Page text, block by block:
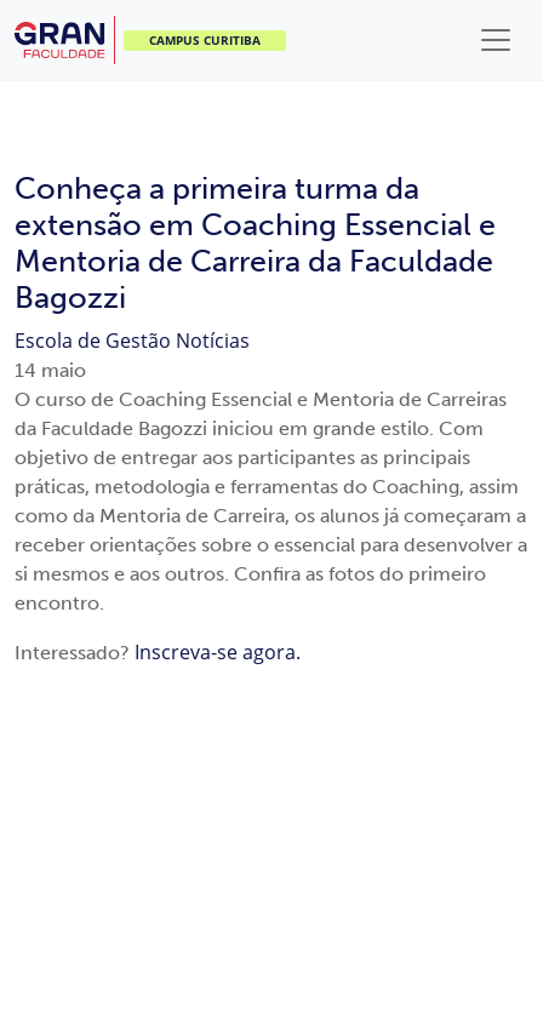
CAMPUS CURITIBA
Conheça a primeira turma da
extensão em Coaching Essencial e
Mentoria de Carreira da Faculdade
Bagozzi
Escola de Gestão Notícias
14 maio
O curso de Coaching Essencial e Mentoria de Carreiras
da Faculdade Bagozzi iniciou em grande estilo. Com
objetivo de entregar aos participantes as principais
práticas, metodologia e ferramentas do Coaching, assim
como da Mentoria de Carreira, os alunos já começaram a
receber orientações sobre o essencial para desenvolver a
si mesmos e aos outros. Confira as fotos do primeiro
encontro.
Interessado? Inscreva-se agora.